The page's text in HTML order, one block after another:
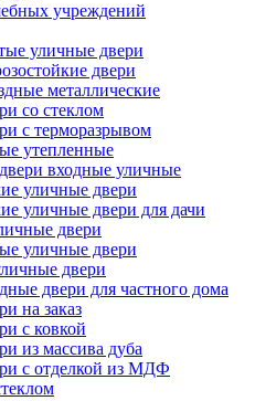
учреждений
уличные двери
двери
металлические
со стеклом
с терморазрывом
утепленные
входные уличные
уличные двери
уличные двери для дачи
двери
уличные двери
двери
двери для частного дома
на заказ
с ковкой
из массива дуба
с отделкой из МДФ